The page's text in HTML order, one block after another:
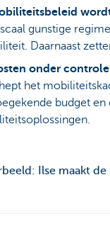
gunstige
Daarnaast
onder controle
het
budget
Ilse maakt